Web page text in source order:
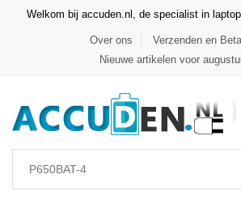
Welkom bij accuden.nl, de specialist in
Over ons
Verzenden en
Nieuwe artikelen voor